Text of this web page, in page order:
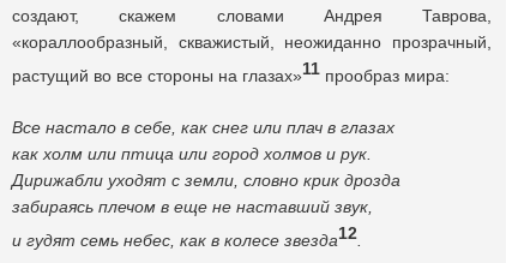
создают, скажем словами Андрея Таврова,
«кораллообразный, скважистый, неожиданно прозрачный,
растущий во все стороны на глазах»11 прообраз мира:
Все настало в себе, как снег или плач в глазах
как холм или птица или город холмов и рук.
Дирижабли уходят с земли, словно крик дрозда
забираясь плечом в еще не наставший звук,
и гудят семь небес, как в колесе звезда12